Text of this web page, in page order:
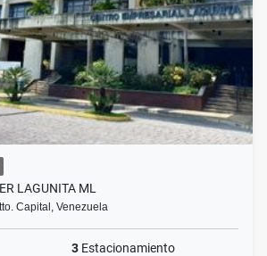
LAGUNITA ML
Capital, Venezuela
3 Estacionamiento